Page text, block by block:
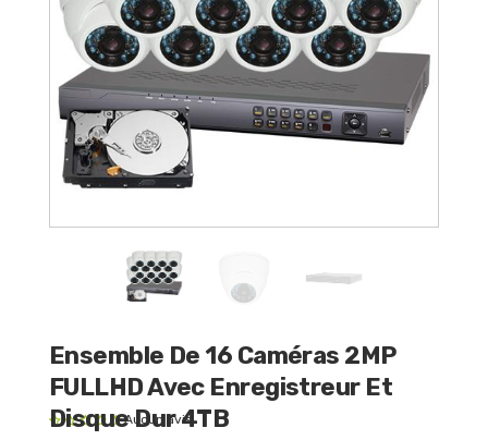
Ensemble De 16 Caméras 2MP
FULLHD Avec Enregistreur Et
Disque Dur 4TB
Aucun avis